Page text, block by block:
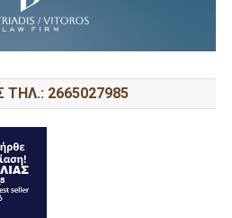
2665027985